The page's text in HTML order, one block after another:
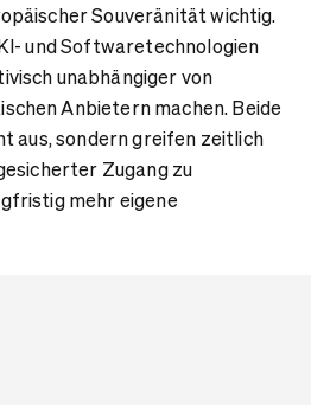
Souveränität wichtig.
und Softwaretechnologien
unabhängiger von
Anbietern machen. Beide
aus, sondern greifen zeitlich
Zugang zu
mehr eigene